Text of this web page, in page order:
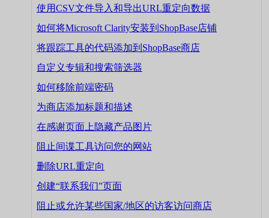
使用CSV文件导入和导出URL重定向数据
如何将Microsoft Clarity安装到ShopBase店铺
将跟踪工具的代码添加到ShopBase商店
自定义专辑和搜索筛选器
如何移除前端密码
为商店添加标题和描述
在感谢页面上隐藏产品图片
阻止间谍工具访问您的网站
删除URL重定向
创建“联系我们”页面
阻止或允许某些国家/地区的访客访问商店